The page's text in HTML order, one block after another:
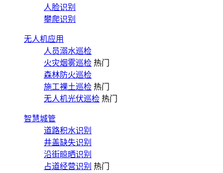
人脸识别
攀爬识别
无人机应用
人员溺水巡检
火灾烟雾巡检 热门
森林防火巡检
施工裸土巡检 热门
无人机光伏巡检 热门
智慧城管
道路积水识别
井盖缺失识别
沿街晾晒识别
占道经营识别 热门